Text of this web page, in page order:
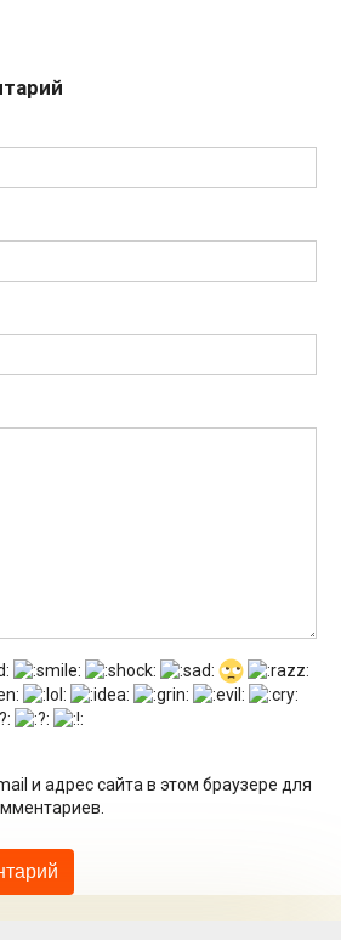
и адрес сайта в этом браузере для